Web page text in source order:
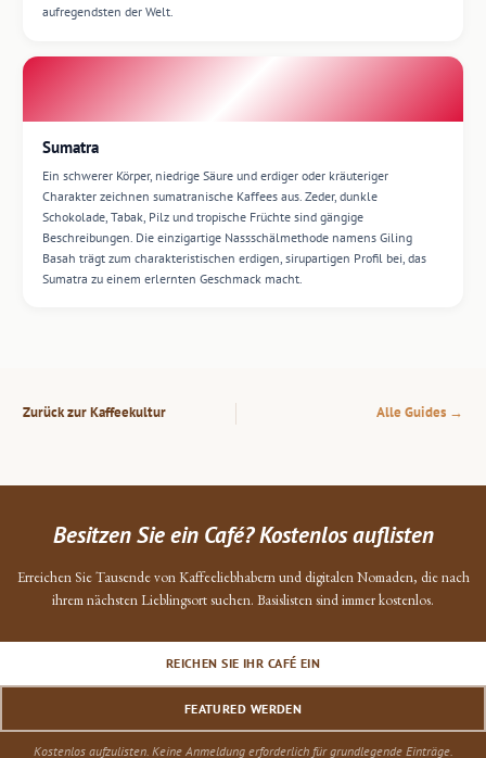
aufregendsten der Welt.
Sumatra
Ein schwerer Körper, niedrige Säure und erdiger oder kräuteriger
Charakter zeichnen sumatranische Kaffees aus. Zeder, dunkle
Schokolade, Tabak, Pilz und tropische Früchte sind gängige
Beschreibungen. Die einzigartige Nassschälmethode namens Giling
Basah trägt zum charakteristischen erdigen, sirupartigen Profil bei, das
Sumatra zu einem erlernten Geschmack macht.
Zurück zur Kaffeekultur Alle Guides →
Besitzen Sie ein Café? Kostenlos auflisten
Erreichen Sie Tausende von Kaffeeliebhabern und digitalen Nomaden, die nach
ihrem nächsten Lieblingsort suchen. Basislisten sind immer kostenlos.
REICHEN SIE IHR CAFÉ EIN
FEATURED WERDEN
Kostenlos aufzulisten. Keine Anmeldung erforderlich für grundlegende Einträge.